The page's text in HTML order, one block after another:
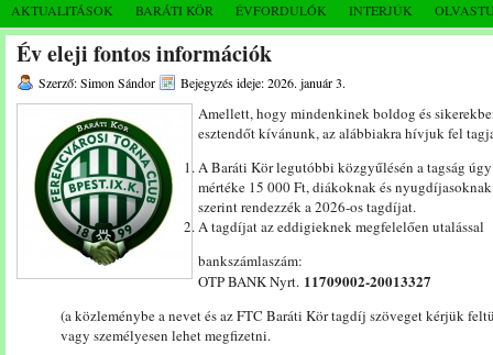
AKTUALITÁSOK BARÁTI KÖR ÉVFORDULÓK INTERJÚK
Év eleji fontos információk
Szerző: Simon Sándor Bejegyzés ideje: 2026. január 3.
Amellett, hogy mindenkinek boldog és
esztendőt kívánunk, az alábbiakra hívjuk fel
A Baráti Kör legutóbbi közgyűlésén a tagság
mértéke 15 000 Ft, diákoknak és
szerint rendezzék a 2026-os tagdíjat.
A tagdíjat az eddigieknek megfelelően utalással
bankszámlaszám:
OTP BANK Nyrt. 11709002-20013327
(a közleménybe a nevet és az FTC Baráti Kör tagdíj szöveget kérjük
vagy személyesen lehet megfizetni.